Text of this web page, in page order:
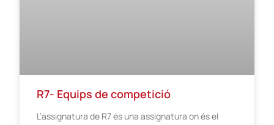
R7- Equips de competició
L’assignatura de R7 és una assignatura on és el